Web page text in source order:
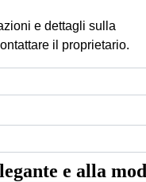
e dettagli sulla
il proprietario.
e alla